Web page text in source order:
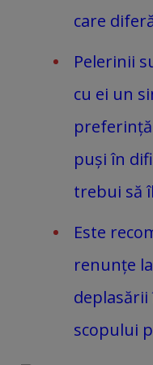
care
Pelerinii
cu ei un
puși în
trebui să
Este
renunțe
scopului